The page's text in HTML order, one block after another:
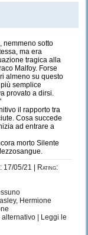
nemmeno sotto
ma era
tragica alla
Malfoy. Forse
almeno su questo
semplice
provato a dirsi.
il rapporto tra
Cosa succede
ad entrare a
morto Silente
17/05/21 |
Rating:
Hermione
alternativo | Leggi le